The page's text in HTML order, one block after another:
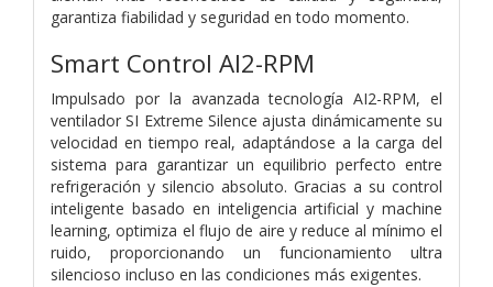
garantiza fiabilidad y seguridad en todo momento.
Smart Control AI2-RPM
Impulsado por la avanzada tecnología AI2-RPM, el
ventilador SI Extreme Silence ajusta dinámicamente su
velocidad en tiempo real, adaptándose a la carga del
sistema para garantizar un equilibrio perfecto entre
refrigeración y silencio absoluto. Gracias a su control
inteligente basado en inteligencia artificial y machine
learning, optimiza el flujo de aire y reduce al mínimo el
ruido, proporcionando un funcionamiento ultra
silencioso incluso en las condiciones más exigentes.